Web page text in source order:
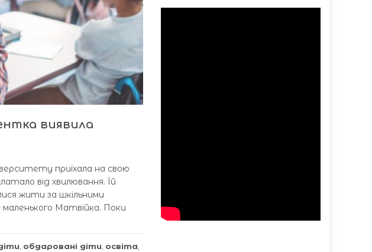
виявила
приїхала на свою
від хвилювання. Їй
жити за шкільними
маленького Матвійка. Поки
обдаровані діти освіта